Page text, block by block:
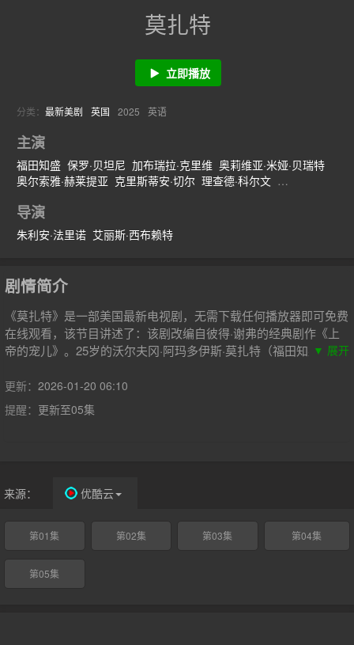
莫扎特
立即播放
分类： 最新美剧 英国 2025 英语
主演
福田知盛 保罗·贝坦尼 加布瑞拉·克里维 奥莉维亚·米娅·贝瑞特
奥尔索雅·赫莱提亚 克里斯蒂安·切尔 理查德·科尔文
尤娜·科瓦奇
乔纳森·阿里斯 露西·科乎 保罗·巴泽利
休·萨克斯
导演
朱利安·法里诺 艾丽斯·西布赖特
剧情简介
《莫扎特》是一部美国最新电视剧，无需下载任何播放器即可免费
在线观看，该节目讲述了：该剧改编自彼得·谢弗的经典剧作《上
帝的宠儿》。25岁的沃尔夫冈·阿玛多伊斯·莫扎特（福田知盛饰）
华横溢的女歌手康斯坦泽·韦伯（加布瑞拉·克里维饰）结为盟友，
后者凭借人脉将其引荐至宫廷作曲家安东尼奥·萨列里（保罗·贝坦
尼饰）的权贵圈层。原本的机遇却逐渐演变为一场天才与野心、艺
▼ 展开
更新： 2026-01-20 06:10
提醒： 更新至05集
来源： 优酷云
第01集 第02集 第03集 第04集
第05集